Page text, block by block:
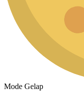
Mode Gelap